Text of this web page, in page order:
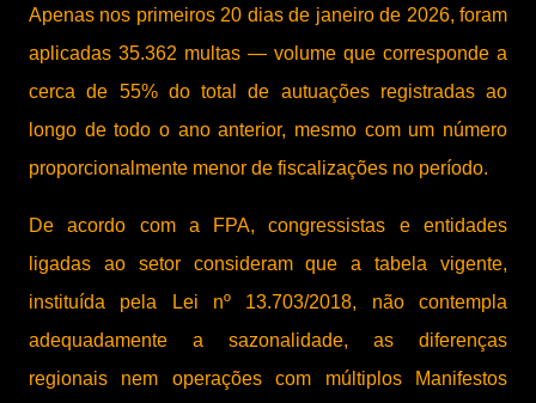
Apenas nos primeiros 20 dias de janeiro de 2026, foram
aplicadas 35.362 multas — volume que corresponde a
cerca de 55% do total de autuações registradas ao
longo de todo o ano anterior, mesmo com um número
proporcionalmente menor de fiscalizações no período.
De acordo com a FPA, congressistas e entidades
ligadas ao setor consideram que a tabela vigente,
instituída pela Lei nº 13.703/2018, não contempla
adequadamente a sazonalidade, as diferenças
regionais nem operações com múltiplos Manifestos